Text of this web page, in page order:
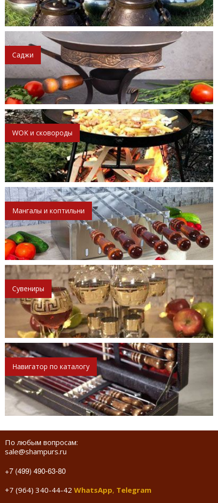
Саджи
WOK и сковороды
Мангалы и коптильни
Сувениры
Навигатор по каталогу
По любым вопросам:
sale@shampurs.ru
+7 (499) 490-63-80
+7 (964) 340-44-42 WhatsApp, Telegram